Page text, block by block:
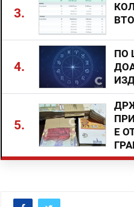
3.
4.
ПО
5.
Е